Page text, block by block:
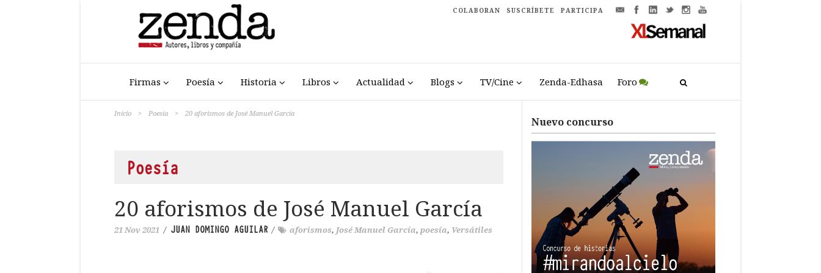
COLABORAN SUSCRÍBETE PARTICIPA
Firmas Poesía Historia Libros Actualidad Blogs TV/Cine Zenda-Edhasa Foro
Inicio > Poesía > 20 aforismos de José Manuel García
Poesía
20 aforismos de José Manuel García
21 Nov 2021 / JUAN DOMINGO AGUILAR / aforismos, José Manuel García, poesía, Versátiles
Nuevo concurso